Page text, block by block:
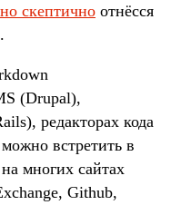
скептично отнёсся
(Drupal),
редакторах кода
встретить в
многих сайтах
Github,